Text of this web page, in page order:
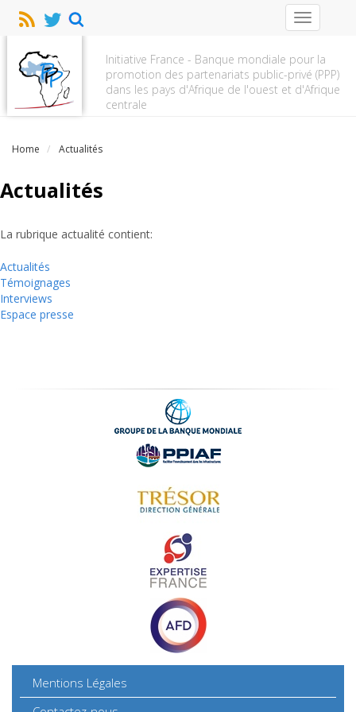
Initiative France - Banque mondiale pour la
promotion des partenariats public-privé (PPP)
dans les pays d'Afrique de l'ouest et d'Afrique
centrale
Toggle
navigation
Home Actualités
Actualités
La rubrique actualité contient:
Actualités
Témoignages
Interviews
Espace presse
Mentions Légales